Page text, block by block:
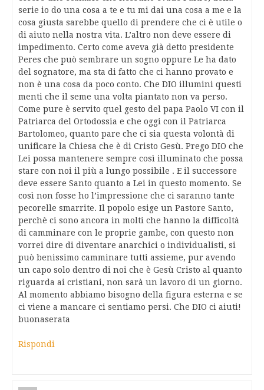
serie io do una cosa a te e tu mi dai una cosa a me e la
cosa giusta sarebbe quello di prendere che ci è utile o
di aiuto nella nostra vita. L’altro non deve essere di
impedimento. Certo come aveva già detto presidente
Peres che può sembrare un sogno oppure Le ha dato
del sognatore, ma sta di fatto che ci hanno provato e
non è una cosa da poco conto. Che DIO illumini questi
menti che il seme una volta piantato non va perso.
Come pure è servito quel gesto del papa Paolo VI con il
Patriarca del Ortodossia e che oggi con il Patriarca
Bartolomeo, quanto pare che ci sia questa volontà di
unificare la Chiesa che è di Cristo Gesù. Prego DIO che
Lei possa mantenere sempre così illuminato che possa
stare con noi il più a lungo possibile . E il successore
deve essere Santo quanto a Lei in questo momento. Se
così non fosse ho l’impressione che ci saranno tante
pecorelle smarrite. Il popolo esige un Pastore Santo,
perchè ci sono ancora in molti che hanno la difficoltà
di camminare con le proprie gambe, con questo non
vorrei dire di diventare anarchici o individualisti, si
può benissimo camminare tutti assieme, pur avendo
un capo solo dentro di noi che è Gesù Cristo al quanto
riguarda ai cristiani, non sarà un lavoro di un giorno.
Al momento abbiamo bisogno della figura esterna e se
ci viene a mancare ci sentiamo persi. Che DIO ci aiuti!
buonaserata
Rispondi